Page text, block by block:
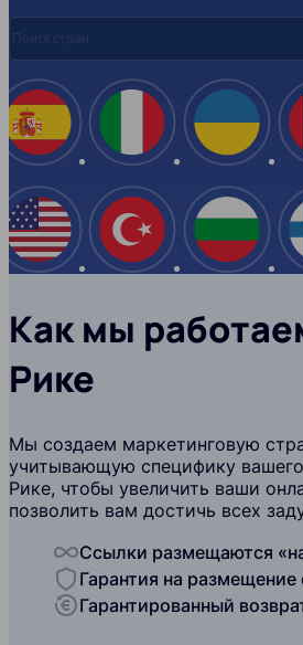
Испания
США
Италия
Турция
Как мы
Рике
Мы создаем маркетинговую
учитывающую специфику
Рике, чтобы увеличить ваши
позволить вам достичь всех
Ссылки размещаются
Гарантия на
Гарантированный